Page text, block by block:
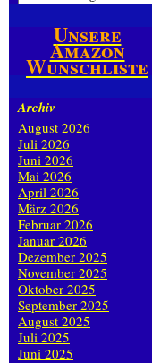
Unsere
Amazon
Wunschliste
Archiv
August 2026
Juli 2026
Juni 2026
Mai 2026
April 2026
März 2026
Februar 2026
Januar 2026
Dezember 2025
November 2025
Oktober 2025
September 2025
August 2025
Juli 2025
Juni 2025